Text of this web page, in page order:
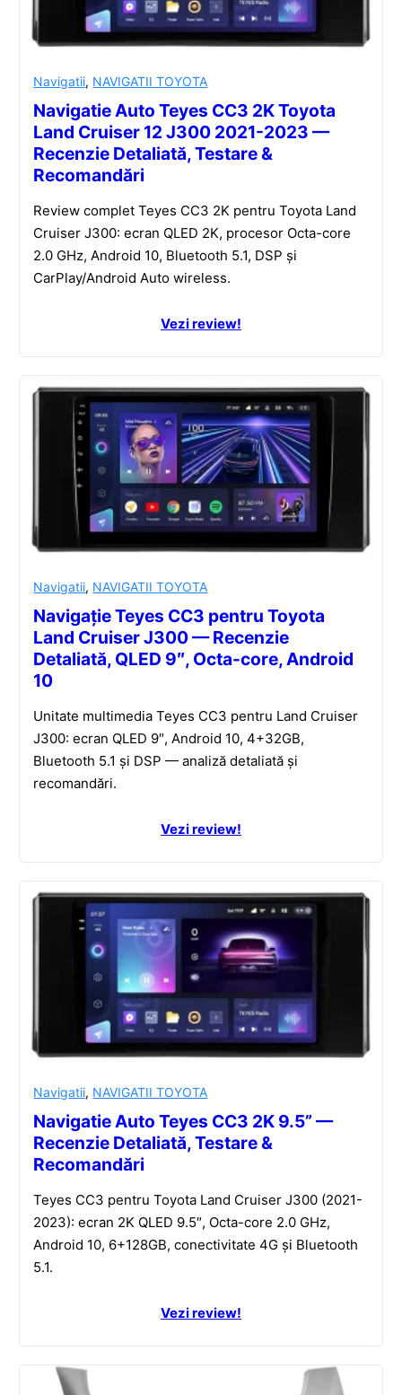
Navigatii, NAVIGATII TOYOTA
Navigatie Auto Teyes CC3 2K Toyota
Land Cruiser 12 J300 2021-2023 —
Recenzie Detaliată, Testare &
Recomandări
Review complet Teyes CC3 2K pentru Toyota Land
Cruiser J300: ecran QLED 2K, procesor Octa-core
2.0 GHz, Android 10, Bluetooth 5.1, DSP și
CarPlay/Android Auto wireless.
Vezi review!
Navigatii, NAVIGATII TOYOTA
Navigație Teyes CC3 pentru Toyota
Land Cruiser J300 — Recenzie
Detaliată, QLED 9″, Octa-core, Android
10
Unitate multimedia Teyes CC3 pentru Land Cruiser
J300: ecran QLED 9″, Android 10, 4+32GB,
Bluetooth 5.1 și DSP — analiză detaliată și
recomandări.
Vezi review!
Navigatii, NAVIGATII TOYOTA
Navigatie Auto Teyes CC3 2K 9.5” —
Recenzie Detaliată, Testare &
Recomandări
Teyes CC3 pentru Toyota Land Cruiser J300 (2021-
2023): ecran 2K QLED 9.5″, Octa-core 2.0 GHz,
Android 10, 6+128GB, conectivitate 4G și Bluetooth
5.1.
Vezi review!